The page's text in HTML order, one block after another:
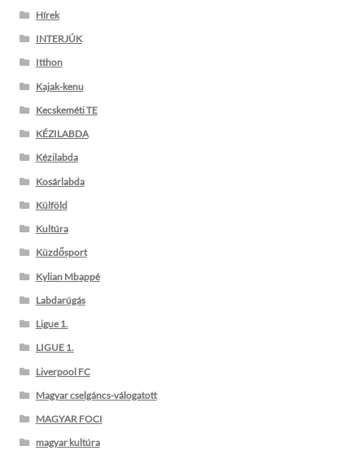
Hírek
INTERJÚK
Itthon
Kajak-kenu
Kecskeméti TE
KÉZILABDA
Kézilabda
Kosárlabda
Külföld
Kultúra
Küzdősport
Kylian Mbappé
Labdarúgás
Ligue 1.
LIGUE 1.
Liverpool FC
Magyar cselgáncs-válogatott
MAGYAR FOCI
magyar kultúra